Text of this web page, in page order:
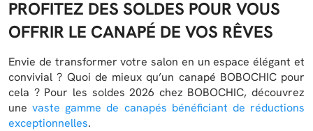
PROFITEZ DES SOLDES POUR VOUS
OFFRIR LE CANAPÉ DE VOS RÊVES
Envie de transformer votre salon en un espace élégant et
convivial ? Quoi de mieux qu’un canapé BOBOCHIC pour
cela ? Pour les soldes 2026 chez BOBOCHIC, découvrez
unevaste gamme de canapés bénéficiant de réductions
exceptionnelles.